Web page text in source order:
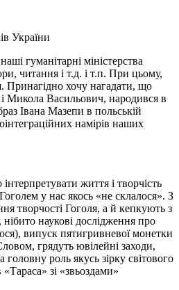
України
гуманітарні міністерства
читання і т.д. і т.п. При цьому,
Принагідно хочу нагадати, що
Микола Васильович, народився в
Івана Мазепи в польській
намірів наших
життя і творчість
у нас якось «не склалося». З
творчості Гоголя, а й кепкують з
наукові дослідження про
випуск пятигривневої монетки
грядуть ювілейні заходи,
роль якусь зірку світового
зі «звьоздами»